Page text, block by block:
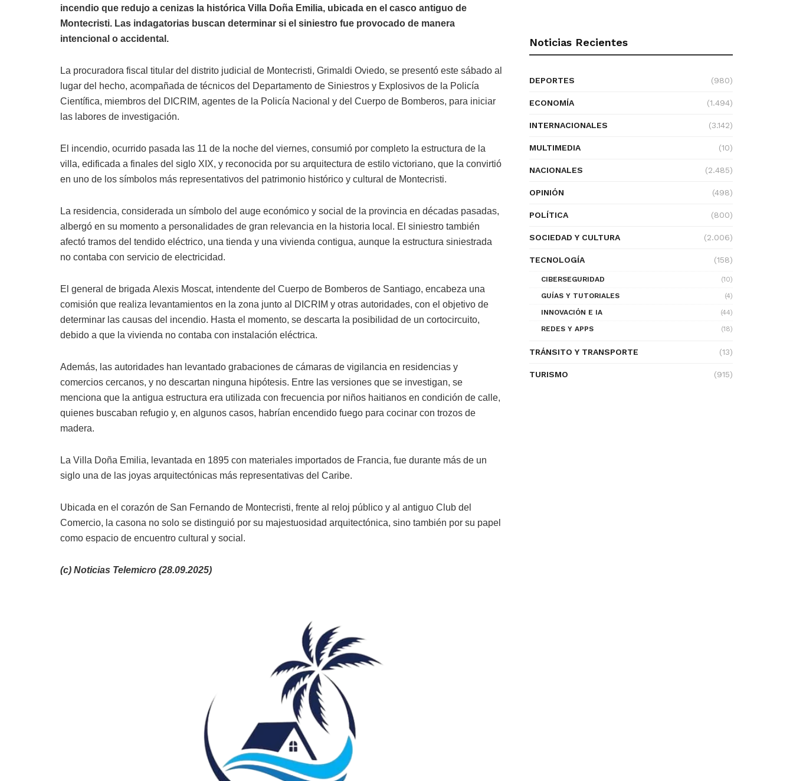
incendio que redujo a cenizas la histórica Villa Doña Emilia, ubicada en el casco antiguo de
Montecristi. Las indagatorias buscan determinar si el siniestro fue provocado de manera
intencional o accidental.
La procuradora fiscal titular del distrito judicial de Montecristi, Grimaldi Oviedo, se presentó este sábado al
lugar del hecho, acompañada de técnicos del Departamento de Siniestros y Explosivos de la Policía
Científica, miembros del DICRIM, agentes de la Policía Nacional y del Cuerpo de Bomberos, para iniciar
las labores de investigación.
El incendio, ocurrido pasada las 11 de la noche del viernes, consumió por completo la estructura de la
villa, edificada a finales del siglo XIX, y reconocida por su arquitectura de estilo victoriano, que la convirtió
en uno de los símbolos más representativos del patrimonio histórico y cultural de Montecristi.
La residencia, considerada un símbolo del auge económico y social de la provincia en décadas pasadas,
albergó en su momento a personalidades de gran relevancia en la historia local. El siniestro también
afectó tramos del tendido eléctrico, una tienda y una vivienda contigua, aunque la estructura siniestrada
no contaba con servicio de electricidad.
El general de brigada Alexis Moscat, intendente del Cuerpo de Bomberos de Santiago, encabeza una
comisión que realiza levantamientos en la zona junto al DICRIM y otras autoridades, con el objetivo de
determinar las causas del incendio. Hasta el momento, se descarta la posibilidad de un cortocircuito,
debido a que la vivienda no contaba con instalación eléctrica.
Además, las autoridades han levantado grabaciones de cámaras de vigilancia en residencias y
comercios cercanos, y no descartan ninguna hipótesis. Entre las versiones que se investigan, se
menciona que la antigua estructura era utilizada con frecuencia por niños haitianos en condición de calle,
quienes buscaban refugio y, en algunos casos, habrían encendido fuego para cocinar con trozos de
madera.
La Villa Doña Emilia, levantada en 1895 con materiales importados de Francia, fue durante más de un
siglo una de las joyas arquitectónicas más representativas del Caribe.
Ubicada en el corazón de San Fernando de Montecristi, frente al reloj público y al antiguo Club del
Comercio, la casona no solo se distinguió por su majestuosidad arquitectónica, sino también por su papel
como espacio de encuentro cultural y social.
(c) Noticias Telemicro (28.09.2025)
Noticias Recientes
DEPORTES (980)
ECONOMÍA (1.494)
INTERNACIONALES (3.142)
MULTIMEDIA (10)
NACIONALES (2.485)
OPINIÓN (498)
POLÍTICA (800)
SOCIEDAD Y CULTURA (2.006)
TECNOLOGÍA (158)
CIBERSEGURIDAD
(10)
GUÍAS Y TUTORIALES
(4)
INNOVACIÓN E IA
(44)
REDES Y APPS
(18)
TRÁNSITO Y TRANSPORTE (13)
TURISMO (915)